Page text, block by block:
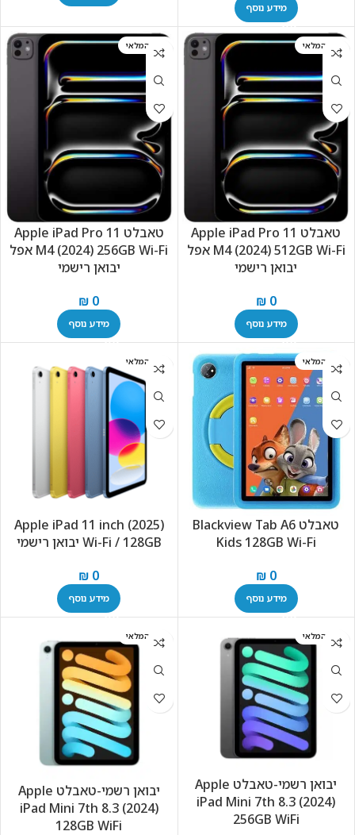
מידע נוסף
אזל המלאי
טאבלט Apple iPad Pro 11
M4 (2024) 512GB Wi-Fi אפל
יבואן רישמי
₪0
מידע נוסף
אזל המלאי
טאבלט Apple iPad Pro 11
M4 (2024) 256GB Wi-Fi אפל
יבואן רישמי
₪ 0
מידע נוסף
אזל המלאי
טאבלט Blackview Tab A6
Kids 128GB Wi-Fi
₪0
מידע נוסף
אזל המלאי
Apple iPad 11 inch (2025)
Wi-Fi / 128GB יבואן רישמי
₪ 0
מידע נוסף
אזל המלאי
יבואן רשמי-טאבלט Apple
iPad Mini 7th 8.3 (2024)
256GB WiFi
אזל המלאי
יבואן רשמי-טאבלט Apple
iPad Mini 7th 8.3 (2024)
128GB WiFi